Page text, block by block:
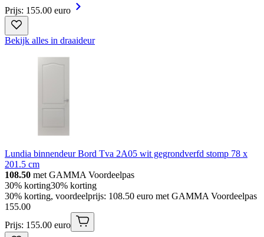
Prijs: 155.00 euro
Bekijk alles in draaideur
Lundia binnendeur Bord Tva 2A05 wit gegrondverfd stomp 78 x
201.5 cm
108.50 met GAMMA Voordeelpas
30% korting30% korting
30% korting, voordeelprijs: 108.50 euro met GAMMA Voordeelpas
155.00
Prijs: 155.00 euro